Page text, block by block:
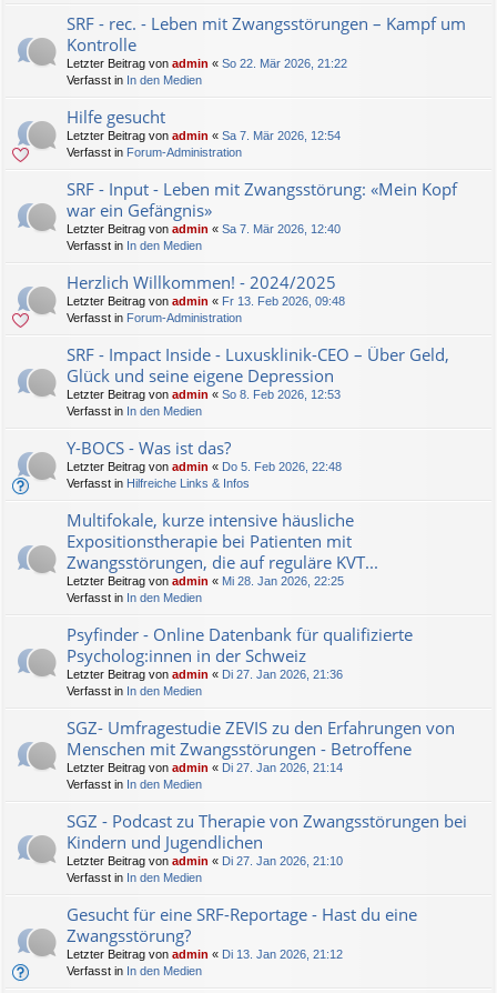
SRF - rec. - Leben mit Zwangsstörungen – Kampf um
Kontrolle
Letzter Beitrag von admin « So 22. Mär 2026, 21:22
Verfasst in In den Medien
Hilfe gesucht
Letzter Beitrag von admin « Sa 7. Mär 2026, 12:54
Verfasst in Forum-Administration
SRF - Input - Leben mit Zwangsstörung: «Mein Kopf
war ein Gefängnis»
Letzter Beitrag von admin « Sa 7. Mär 2026, 12:40
Verfasst in In den Medien
Herzlich Willkommen! - 2024/2025
Letzter Beitrag von admin « Fr 13. Feb 2026, 09:48
Verfasst in Forum-Administration
SRF - Impact Inside - Luxusklinik-CEO – Über Geld,
Glück und seine eigene Depression
Letzter Beitrag von admin « So 8. Feb 2026, 12:53
Verfasst in In den Medien
Y-BOCS - Was ist das?
Letzter Beitrag von admin « Do 5. Feb 2026, 22:48
Verfasst in Hilfreiche Links & Infos
Multifokale, kurze intensive häusliche
Expositionstherapie bei Patienten mit
Zwangsstörungen, die auf reguläre KVT...
Letzter Beitrag von admin « Mi 28. Jan 2026, 22:25
Verfasst in In den Medien
Psyfinder - Online Datenbank für qualifizierte
Psycholog:innen in der Schweiz
Letzter Beitrag von admin « Di 27. Jan 2026, 21:36
Verfasst in In den Medien
SGZ- Umfragestudie ZEVIS zu den Erfahrungen von
Menschen mit Zwangsstörungen - Betroffene
Letzter Beitrag von admin « Di 27. Jan 2026, 21:14
Verfasst in In den Medien
SGZ - Podcast zu Therapie von Zwangsstörungen bei
Kindern und Jugendlichen
Letzter Beitrag von admin « Di 27. Jan 2026, 21:10
Verfasst in In den Medien
Gesucht für eine SRF-Reportage - Hast du eine
Zwangsstörung?
Letzter Beitrag von admin « Di 13. Jan 2026, 21:12
Verfasst in In den Medien